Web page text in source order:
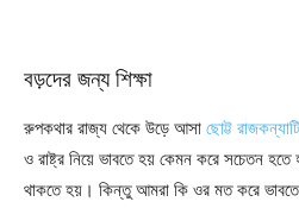
বড়দের জন্য শিক্ষা
রুপকথার রাজ্য থেকে উড়ে আসা ছোট্ট রাজকন্যাটি
ও রাষ্ট্র নিয়ে ভাবতে হয় কেমন করে সচেতন
থাকতে হয়। কিন্তু আমরা কি ওর মত করে ভাবতে